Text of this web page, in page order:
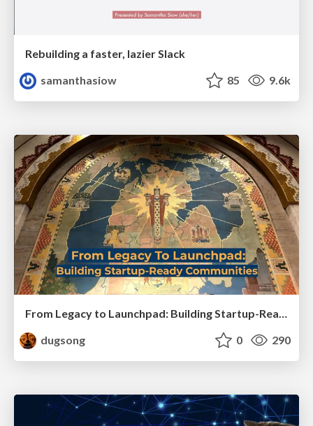
Rebuilding a faster, lazier Slack
samanthasiow
85 9.6k
From Legacy to Launchpad: Building Startup-Ready Communities
dugsong
0 290